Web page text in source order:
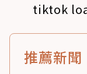
tiktok
推薦新聞